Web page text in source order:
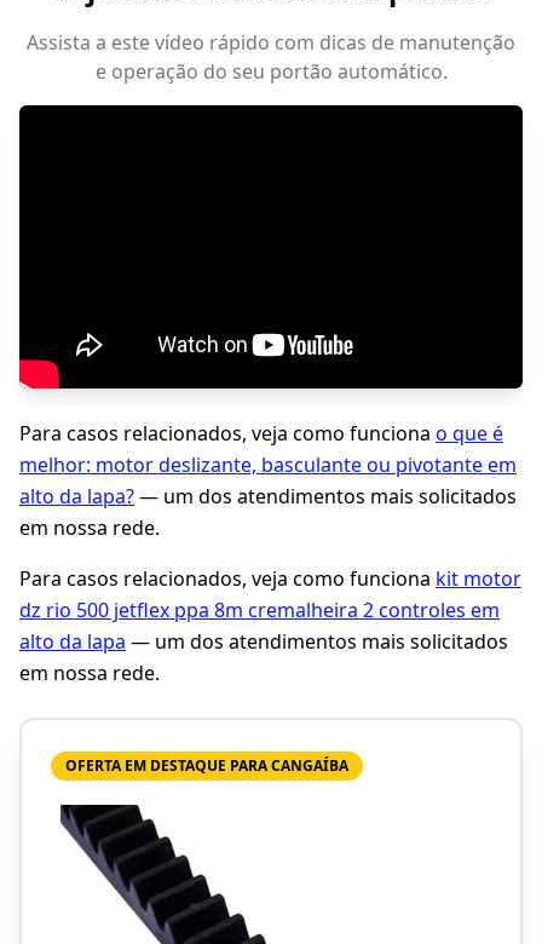
Assista a este vídeo rápido com dicas de manutenção
e operação do seu portão automático.
Para casos relacionados, veja como funciona o que é
melhor: motor deslizante, basculante ou pivotante em
alto da lapa?— um dos atendimentos mais solicitados
em nossa rede.
Para casos relacionados, veja como funciona kit motor
dz rio 500 jetflex ppa 8m cremalheira 2 controles em
alto da lapa — um dos atendimentos mais solicitados
em nossa rede.
OFERTA EM DESTAQUE PARA CANGAÍBA